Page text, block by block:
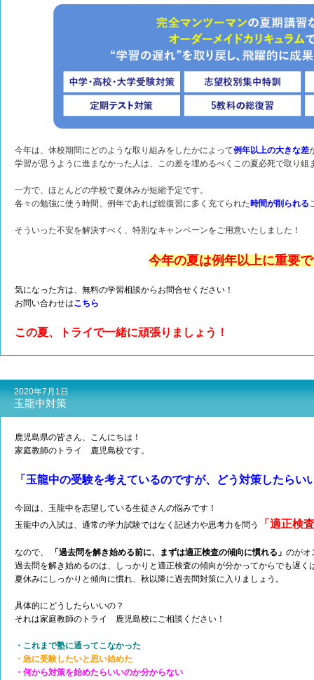
今年は、休校期間にどのような取り組みをしたかによって例年以上の大きな差
学習が思うように進まなかった人は、この差を埋めるべくこの夏必死で取り組
一方で、ほとんどの学校で夏休みが短縮予定です。
各々の勉強に使う時間、例年であれば総復習に多く充てられた時間が削られる
そういった不安を解決すべく、特別なキャンペーンをご用意いたしました！
今年の夏は例年以上に重要
気になった方は、無料の学習相談からお問合せください！
お問い合わせはこちら
この夏、トライで一緒に頑張りましょう！
2020年7月1日
玉龍中対策
鹿児島県の皆さん、こんにちは！
家庭教師のトライ 鹿児島校です。
「玉龍中の受験を考えているのですが、どう対策したらい
今回は、玉龍中を志望している生徒さんの悩みです！
玉龍中の入試は、通常の学力試験ではなく記述力や思考力を問う
「適正検
なので、 「過去問を解き始める前に、まずは適正検査の傾向に慣れる」 のがオ
過去問を解き始めるのは、しっかりと適正検査の傾向が分かってからでも遅く
夏休みにしっかりと傾向に慣れ、秋以降に過去問対策に入りましょう。
具体的にどうしたらいいの？
それは家庭教師のトライ 鹿児島校にご相談ください！
・これまで塾に通ってこなかった
・急に受験したいと思い始めた
・何から対策を始めたらいいのか分からない